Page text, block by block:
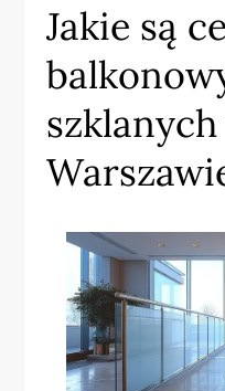
Jakie są